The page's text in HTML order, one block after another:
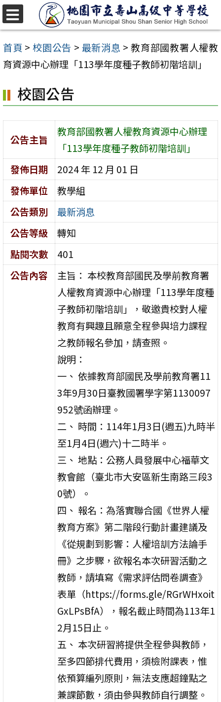
跳
至
主
要
容
區
首頁 > 校園公告 > 最新消息 > 教育部國教署人權教
育資源中心辦理「113學年度種子教師初階培訓」
校園公告
公告主旨
教育部國教署人權教育資源中心辦理
「113學年度種子教師初階培訓」
發佈日期
2024 年 12 月 01 日
發佈單位
教學組
公告類別
最新消息
公告等級
轉知
點閱次數
401
公告內容
主旨： 本校教育部國民及學前教育署
人權教育資源中心辦理「113學年度種
子教師初階培訓」，敬邀貴校對人權
教育有興趣且願意全程參與培力課程
之教師報名參加，請查照。
說明：
一、 依據教育部國民及學前教育署11
3年9月30日臺教國署學字第1130097
952號函辦理。
二、 時間：114年1月3日(週五)九時半
至1月4日(週六)十二時半。
三、 地點：公務人員發展中心福華文
教會館（臺北市大安區新生南路三段3
0號）。
四、 報名：為落實聯合國《世界人權
教育方案》第二階段行動計畫建議及
《從規劃到影響：人權培訓方法論手
冊》之步驟，欲報名本次研習活動之
教師，請填寫《需求評估問卷調查》
表單（https://forms.gle/RGrWHxoit
GxLPsBfA），報名截止時間為113年1
2月15日止。
五、 本次研習將提供全程參與教師，
至多四節排代費用，須檢附課表，惟
依預算編列原則，無法支應超鐘點之
兼課節數，須由參與教師自行調整。
選
單